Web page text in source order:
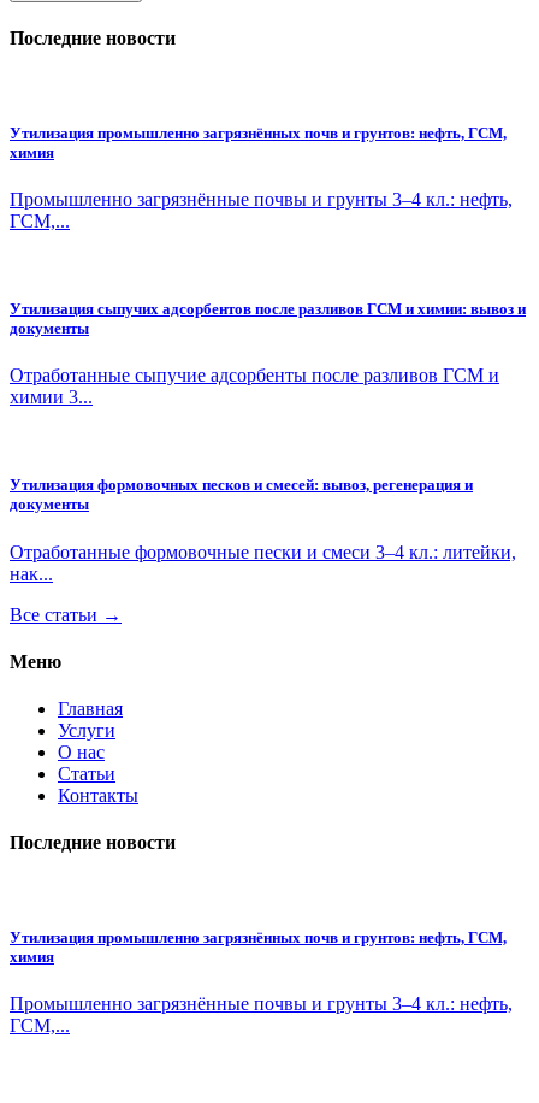
Последние новости
Утилизация промышленно загрязнённых почв и грунтов: нефть, ГСМ,
химия
Промышленно загрязнённые почвы и грунты 3–4 кл.: нефть,
ГСМ,...
Утилизация сыпучих адсорбентов после разливов ГСМ и химии: вывоз и
документы
Отработанные сыпучие адсорбенты после разливов ГСМ и
химии 3...
Утилизация формовочных песков и смесей: вывоз, регенерация и
документы
Отработанные формовочные пески и смеси 3–4 кл.: литейки,
нак...
Все статьи →
Меню
Главная
Услуги
О нас
Статьи
Контакты
Последние новости
Утилизация промышленно загрязнённых почв и грунтов: нефть, ГСМ,
химия
Промышленно загрязнённые почвы и грунты 3–4 кл.: нефть,
ГСМ,...